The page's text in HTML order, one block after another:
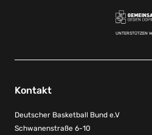
UNTERSTÜTZEN
Kontakt
Deutscher Basketball Bund e.V
Schwanenstraße 6-10